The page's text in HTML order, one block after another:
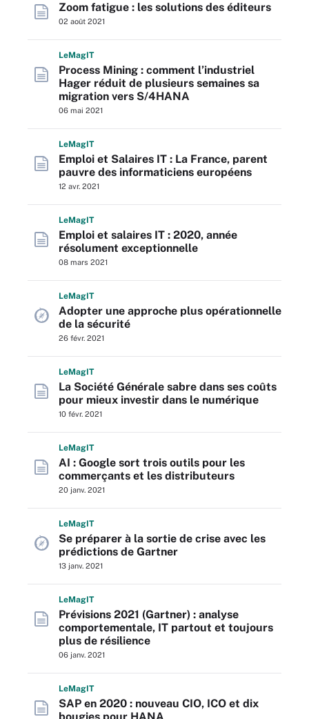
Zoom fatigue : les solutions des éditeurs
02 août 2021
LeMagIT
Process Mining : comment l’industriel
Hager réduit de plusieurs semaines sa
migration vers S/4HANA
06 mai 2021
LeMagIT
Emploi et Salaires IT : La France, parent
pauvre des informaticiens européens
12 avr. 2021
LeMagIT
Emploi et salaires IT : 2020, année
résolument exceptionnelle
08 mars 2021
LeMagIT
Adopter une approche plus opérationnelle
de la sécurité
26 févr. 2021
LeMagIT
La Société Générale sabre dans ses coûts
pour mieux investir dans le numérique
10 févr. 2021
LeMagIT
AI : Google sort trois outils pour les
commerçants et les distributeurs
20 janv. 2021
LeMagIT
Se préparer à la sortie de crise avec les
prédictions de Gartner
13 janv. 2021
LeMagIT
Prévisions 2021 (Gartner) : analyse
comportementale, IT partout et toujours
plus de résilience
06 janv. 2021
LeMagIT
SAP en 2020 : nouveau CIO, ICO et dix